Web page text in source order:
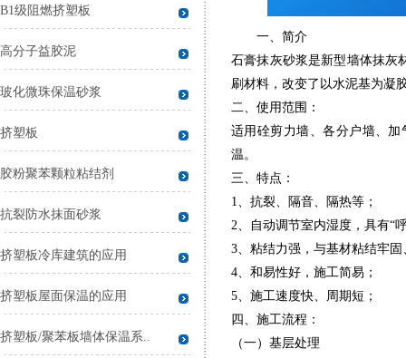
B1级阻燃挤塑板
高分子益胶泥
玻化微珠保温砂浆
挤塑板
胶粉聚苯颗粒粘结剂
抗裂防水抹面砂浆
挤塑板冷库建筑的应用
挤塑板屋面保温的应用
挤塑板/聚苯板墙体保温系..
一、简介
石膏抹灰砂浆是新型墙体抹灰
刷材料，改变了以水泥基为凝
二、使用范围：
适用硂剪力墙、各分户墙、
温。
三、特点：
1、抗裂、隔音、隔热等；
2、自动调节室内湿度，具有“
3、粘结力强，与基材粘结牢
4、和易性好，施工简易；
5、施工速度快、周期短；
四、施工流程：
（一）基层处理